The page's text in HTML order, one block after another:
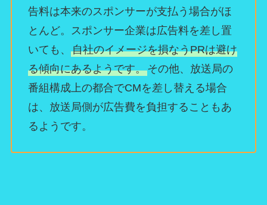
告料は本来のスポンサーが支払う場合がほ
とんど。スポンサー企業は広告料を差し置
いても、 自社のイメージを損なうPRは避け
る傾向にあるようです。その他、放送局の
番組構成上の都合でCMを差し替える場合
は、放送局側が広告費を負担することもあ
るようです。